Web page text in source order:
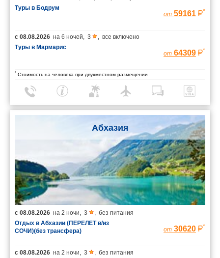
Туры в Бодрум
от 59161 *
с 08.08.2026 на 6 ночей, 3 , все включено
Туры в Мармарис
от 64309 *
* Стоимость на человека при двухместном размещении
Абхазия
с 08.08.2026 на 2 ночи, 3 , без питания
Отдых в Абхазии (ПЕРЕЛЕТ в/из
СОЧИ)(без трансфера)
от 30620 *
с 08.08.2026 на 2 ночи, 3 , без питания